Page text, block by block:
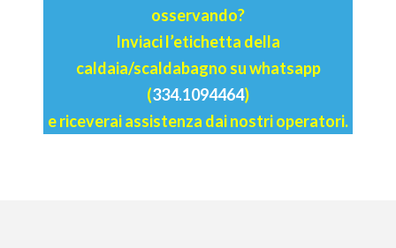
osservando?
Inviaci l’etichetta della
caldaia/scaldabagno su whatsapp
(334.1094464)
e riceverai assistenza dai nostri operatori.